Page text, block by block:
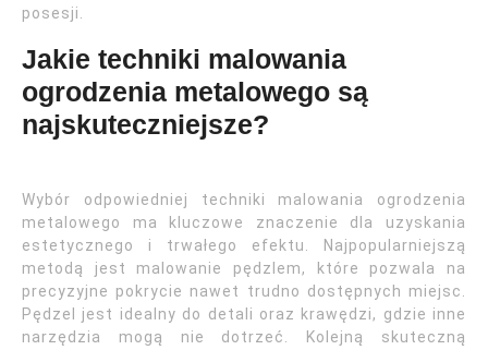
posesji.
Jakie techniki malowania
ogrodzenia metalowego są
najskuteczniejsze?
Wybór odpowiedniej techniki malowania ogrodzenia
metalowego ma kluczowe znaczenie dla uzyskania
estetycznego i trwałego efektu. Najpopularniejszą
metodą jest malowanie pędzlem, które pozwala na
precyzyjne pokrycie nawet trudno dostępnych miejsc.
Pędzel jest idealny do detali oraz krawędzi, gdzie inne
narzędzia mogą nie dotrzeć. Kolejną skuteczną